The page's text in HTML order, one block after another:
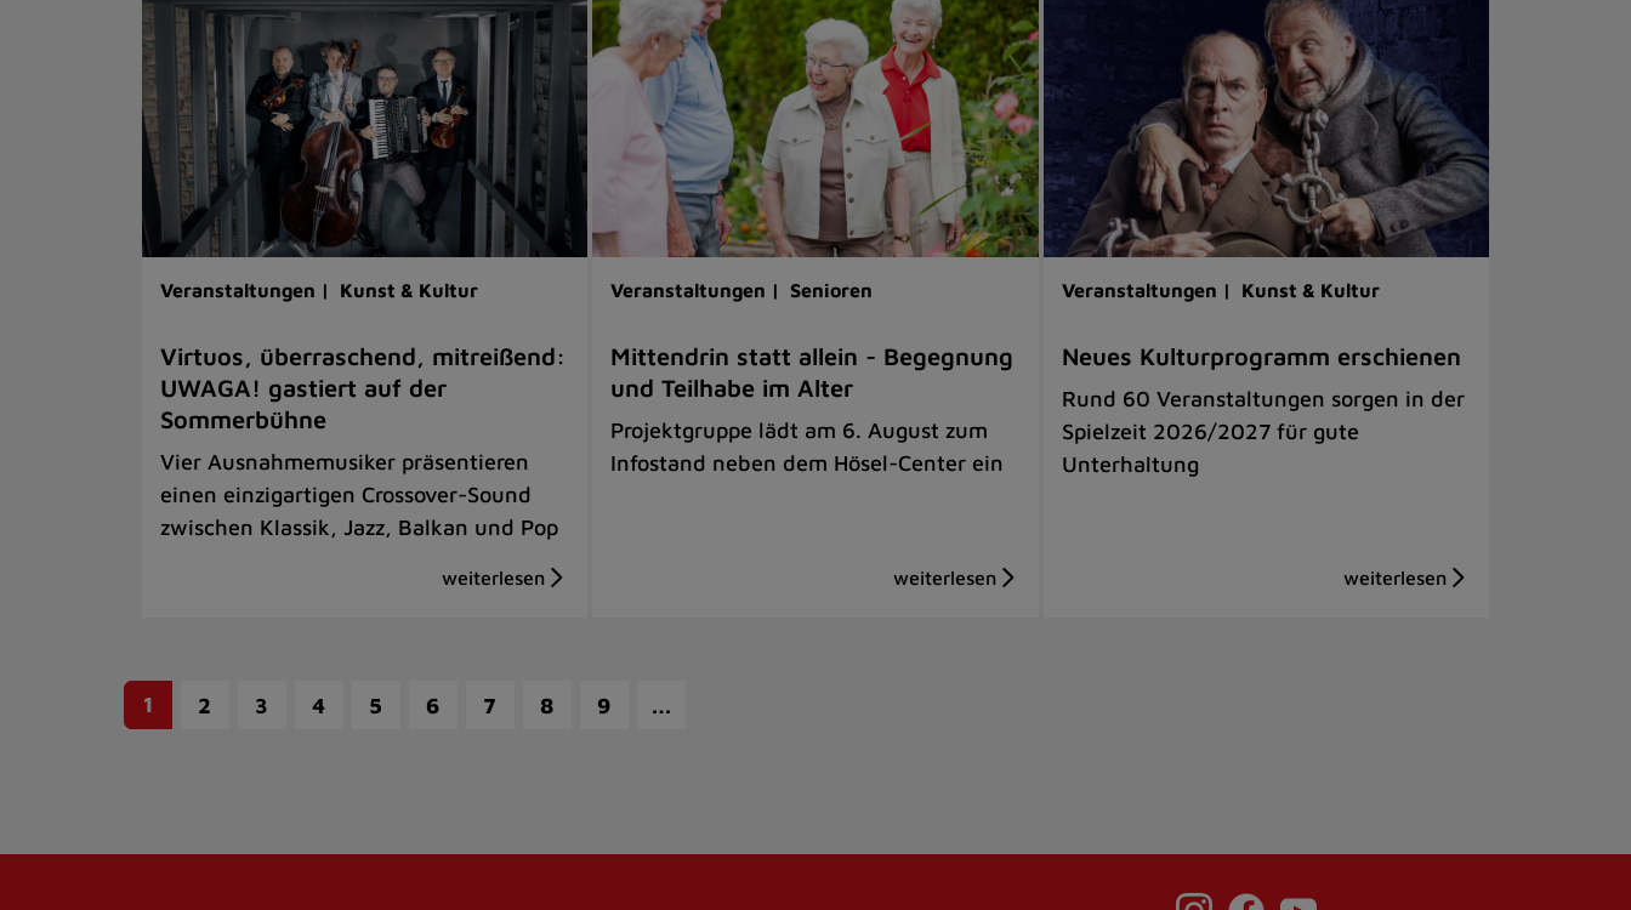
Veranstaltungen | Kunst & Kultur
Virtuos, überraschend, mitreißend:
UWAGA! gastiert auf der
Sommerbühne
Vier Ausnahmemusiker präsentieren
einen einzigartigen Crossover-Sound
zwischen Klassik, Jazz, Balkan und Pop
Veranstaltungen | Senioren
Mittendrin statt allein - Begegnung
und Teilhabe im Alter
Projektgruppe lädt am 6. August zum
Infostand neben dem Hösel-Center ein
Veranstaltungen | Kunst & Kultur
Neues Kulturprogramm erschienen
Rund 60 Veranstaltungen sorgen in der
Spielzeit 2026/2027 für gute
Unterhaltung
1 2 3 4 5 6 7 8 9 …